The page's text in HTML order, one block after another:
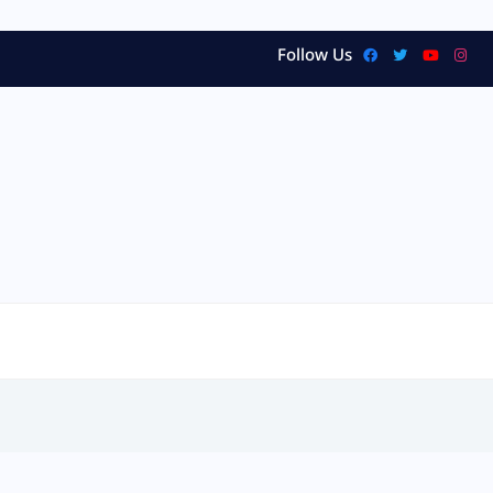
Follow Us